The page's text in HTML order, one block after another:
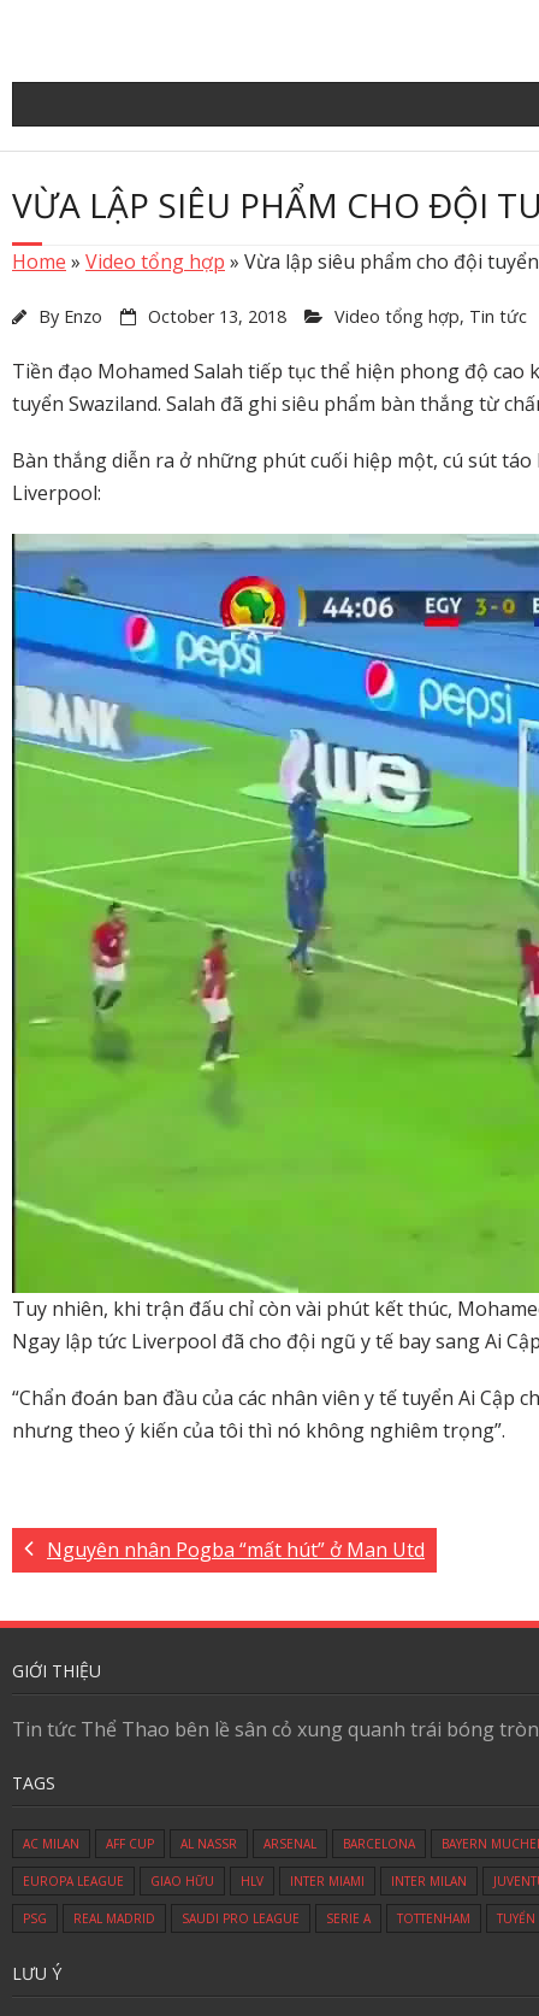
content
VỪA LẬP SIÊU PHẨM CHO ĐỘI
Home » Video tổng hợp » Vừa lập siêu phẩm cho đội
By Enzo October 13, 2018 Video tổng hợp, Tin tức
Tiền đạo Mohamed Salah tiếp tục thể hiện phong độ
tuyển Swaziland. Salah đã ghi siêu phẩm bàn thắng từ
Bàn thắng diễn ra ở những phút cuối hiệp một, cú sút
Liverpool:
Tuy nhiên, khi trận đấu chỉ còn vài phút kết thúc,
Ngay lập tức Liverpool đã cho đội ngũ y tế bay sang Ai
“Chẩn đoán ban đầu của các nhân viên y tế tuyển Ai
nhưng theo ý kiến của tôi thì nó không nghiêm trọng”.
Nguyên nhân Pogba “mất hút” ở Man Utd
GIỚI THIỆU
Tin tức Thể Thao bên lề sân cỏ xung quanh trái bóng
TAGS
AC MILAN AFF CUP AL NASSR ARSENAL BARCELONA BAYERN
EUROPA LEAGUE GIAO HỮU HLV INTER MIAMI INTER MILAN
PSG REAL MADRID SAUDI PRO LEAGUE SERIE A TOTTENHAM
LƯU Ý